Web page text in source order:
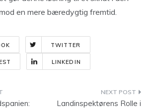
en mere bæredygtig fremtid.
TWITTER
LINKEDIN
Landinspektørens Rolle i